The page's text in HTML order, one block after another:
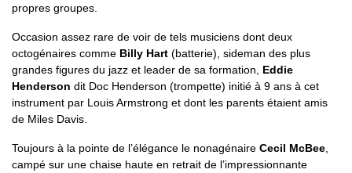
propres groupes.
Occasion assez rare de voir de tels musiciens dont deux
octogénaires comme Billy Hart (batterie), sideman des plus
grandes figures du jazz et leader de sa formation, Eddie
Henderson dit Doc Henderson (trompette) initié à 9 ans à cet
instrument par Louis Armstrong et dont les parents étaient amis
de Miles Davis.
Toujours à la pointe de l’élégance le nonagénaire Cecil McBee
campé sur une chaise haute en retrait de l’impressionnante